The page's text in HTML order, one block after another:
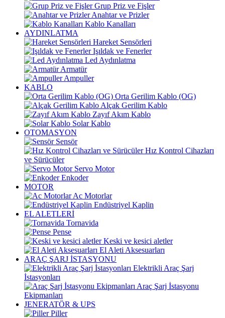
Grup Priz ve Fişler
Anahtar ve Prizler
Kablo Kanalları
AYDINLATMA
Hareket Sensörleri
Işıldak ve Fenerler
Led Aydınlatma
Armatür
Ampuller
KABLO
Orta Gerilim Kablo (OG)
Alçak Gerilim Kablo
Zayıf Akım Kablo
Solar Kablo
OTOMASYON
Sensör
Hız Kontrol Cihazları
ve Sürücüler
Servo Motor
Enkoder
MOTOR
Ac Motorlar
Endüstriyel Kaplin
EL ALETLERİ
Tornavida
Pense
Keski ve kesici aletler
El Aleti Aksesuarları
ARAÇ ŞARJ İSTASYONU
Elektrikli Araç Şarj
İstasyonları
Araç Şarj İstasyonu
Ekipmanları
JENERATÖR & UPS
Piller